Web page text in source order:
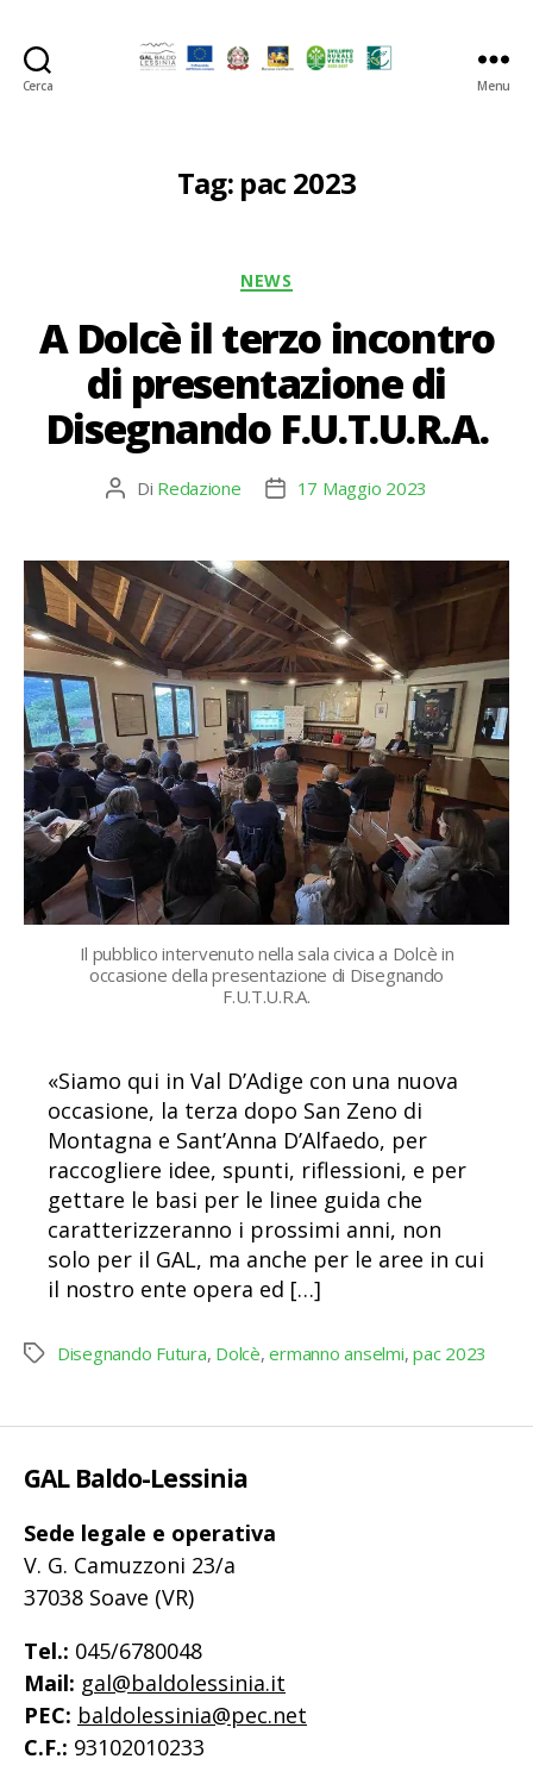
Cerca Menu
Tag: pac 2023
Categorie
NEWS
A Dolcè il terzo incontro
di presentazione di
Disegnando F.U.T.U.R.A.
Autore
Di Redazione
Data17 Maggio 2023
Il pubblico intervenuto nella sala civica a Dolcè in
occasione della presentazione di Disegnando
F.U.T.U.R.A.
«Siamo qui in Val D’Adige con una nuova
occasione, la terza dopo San Zeno di
Montagna e Sant’Anna D’Alfaedo, per
raccogliere idee, spunti, riflessioni, e per
gettare le basi per le linee guida che
caratterizzeranno i prossimi anni, non
solo per il GAL, ma anche per le aree in cui
il nostro ente opera ed […]
Tag Disegnando Futura, Dolcè,ermanno anselmi,pac 2023
GAL Baldo-Lessinia
Sede legale e operativa
V. G. Camuzzoni 23/a
37038 Soave (VR)
Tel.: 045/6780048
Mail: gal@baldolessinia.it
PEC: baldolessinia@pec.net
C.F.: 93102010233